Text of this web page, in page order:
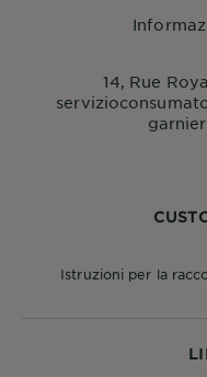
Istruzioni per la
14, Rue